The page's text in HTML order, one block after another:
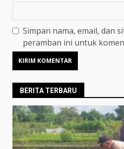
Simpan nama, email, dan
peramban ini untuk
BERITA TERBARU